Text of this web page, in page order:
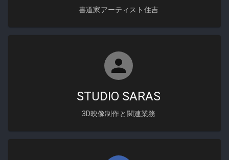
書道家アーティスト住吉
STUDIO SARAS
3D映像制作と関連業務